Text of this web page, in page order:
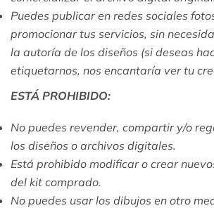
Puedes publicar en redes sociales
promocionar tus servicios, sin
la autoría de los diseños (si deseas
etiquetarnos, nos encantaría ver tu
ESTÁ PROHIBIDO:
No puedes revender, compartir y/o
los diseños o archivos digitales.
Está prohibido modificar o crear
del kit comprado.
No puedes usar los dibujos en otro